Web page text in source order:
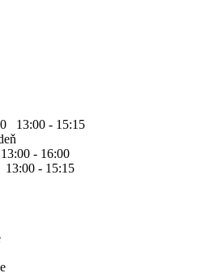
13:00 - 15:15
- 16:00
- 15:15